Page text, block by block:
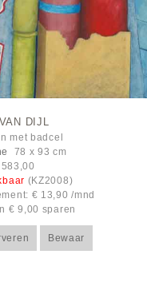
DIJL
met badcel
78 x 93 cm
(KZ2008)
€ 13,90 /mnd
€ 9,00 sparen
Bewaar